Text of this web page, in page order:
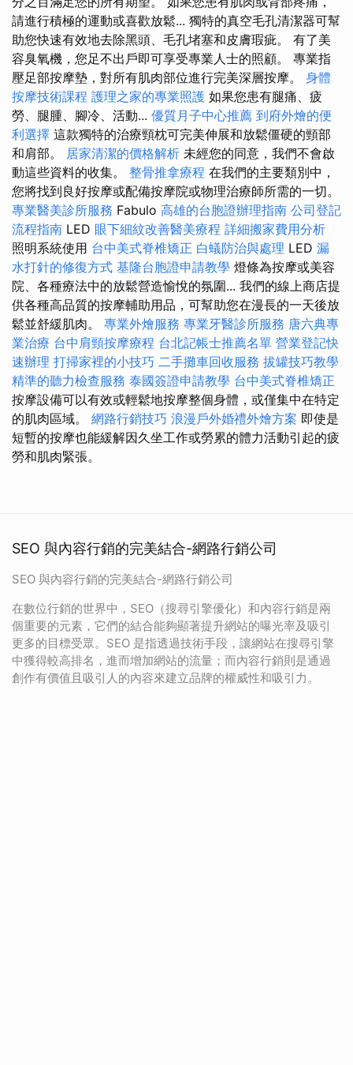
請進行積極的運動或喜歡放鬆... 獨特的真空毛孔清潔器可幫
助您快速有效地去除黑頭、毛孔堵塞和皮膚瑕疵。 有了美
容臭氧機，您足不出戶即可享受專業人士的照顧。 專業指
壓足部按摩墊，對所有肌肉部位進行完美深層按摩。 身體
按摩技術課程 護理之家的專業照護 如果您患有腿痛、疲
勞、腿腫、腳冷、活動... 優質月子中心推薦 到府外燴的便
利選擇 這款獨特的治療頸枕可完美伸展和放鬆僵硬的頸部
和肩部。 居家清潔的價格解析 未經您的同意，我們不會啟
動這些資料的收集。 整骨推拿療程 在我們的主要類別中，
您將找到良好按摩或配備按摩院或物理治療師所需的一切。
專業醫美診所服務 Fabulo 高雄的台胞證辦理指南 公司登記
流程指南 LED 眼下細紋改善醫美療程 詳細搬家費用分析
照明系統使用 台中美式脊椎矯正 白蟻防治與處理 LED 漏
水打針的修復方式 基隆台胞證申請教學 燈條為按摩或美容
院、各種療法中的放鬆營造愉悅的氛圍... 我們的線上商店提
供各種高品質的按摩輔助用品，可幫助您在漫長的一天後放
鬆並舒緩肌肉。 專業外燴服務 專業牙醫診所服務 唐六典專
業治療 台中肩頸按摩療程 台北記帳士推薦名單 營業登記快
速辦理 打掃家裡的小技巧 二手攤車回收服務 拔罐技巧教學
精準的聽力檢查服務 泰國簽證申請教學 台中美式脊椎矯正
按摩設備可以有效或輕鬆地按摩整個身體，或僅集中在特定
的肌肉區域。 網路行銷技巧 浪漫戶外婚禮外燴方案 即使是
短暫的按摩也能緩解因久坐工作或勞累的體力活動引起的疲
勞和肌肉緊張。
SEO 與內容行銷的完美結合-網路行銷公司
SEO 與內容行銷的完美結合-網路行銷公司
在數位行銷的世界中，SEO（搜尋引擎優化）和內容行銷是兩
個重要的元素，它們的結合能夠顯著提升網站的曝光率及吸引
更多的目標受眾。SEO 是指透過技術手段，讓網站在搜尋引擎
中獲得較高排名，進而增加網站的流量；而內容行銷則是通過
創作有價值且吸引人的內容來建立品牌的權威性和吸引力。